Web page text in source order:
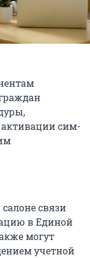
сим-
связи
в Единой
могут
учетной